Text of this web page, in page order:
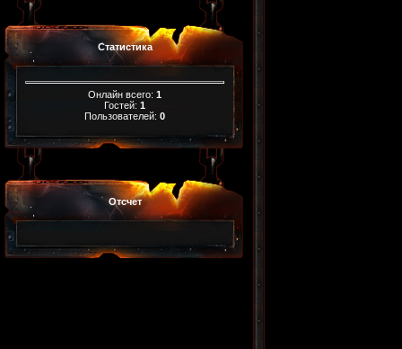
Статистика
Онлайн всего: 1
Гостей: 1
Пользователей: 0
Отсчет